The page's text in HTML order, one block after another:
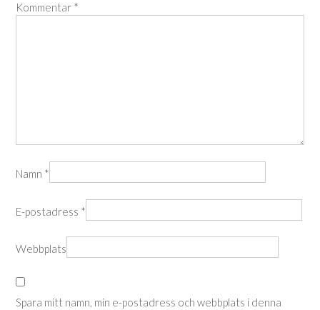
Kommentar *
Namn *
E-postadress *
Webbplats
Spara mitt namn, min e-postadress och webbplats i denna